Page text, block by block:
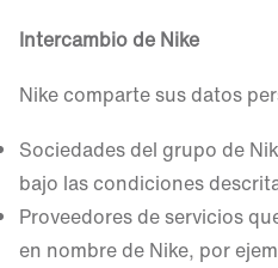
Intercambio de Nike
Nike comparte sus datos
Sociedades del grupo de
bajo las condiciones
Proveedores de servicios
en nombre de Nike, por